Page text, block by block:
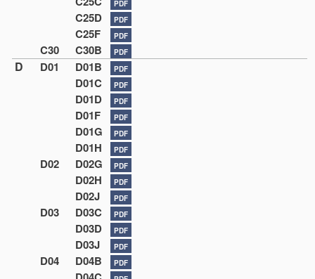
PDF
C25D PDF
C25F PDF
C30 C30B PDF
D D01 D01B PDF
D01C PDF
D01D PDF
D01F PDF
D01G PDF
D01H PDF
D02 D02G PDF
D02H PDF
D02J PDF
D03 D03C PDF
D03D PDF
D03J PDF
D04 D04B PDF